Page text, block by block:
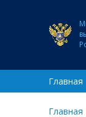
Главная
Главная